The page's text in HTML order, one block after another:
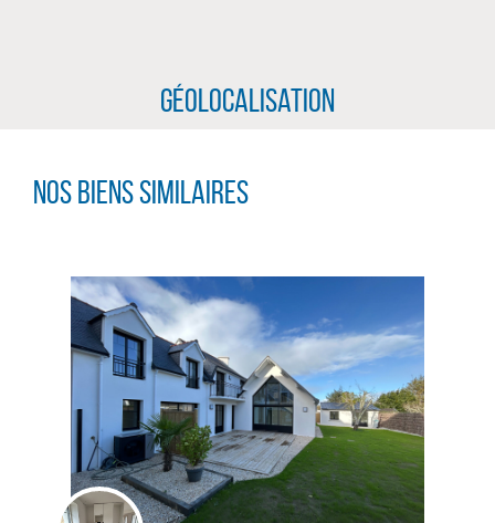
CLIQUER ICI POUR AGRANDIR
Géolocalisation
Nos biens similaires